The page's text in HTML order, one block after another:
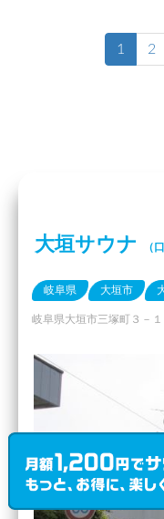
1 2
大垣サウナ （
岐阜県 大垣市
岐阜県大垣市三塚町３－１